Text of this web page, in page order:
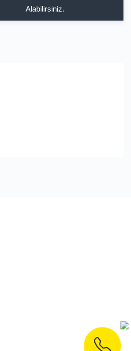
Alabilirsiniz.